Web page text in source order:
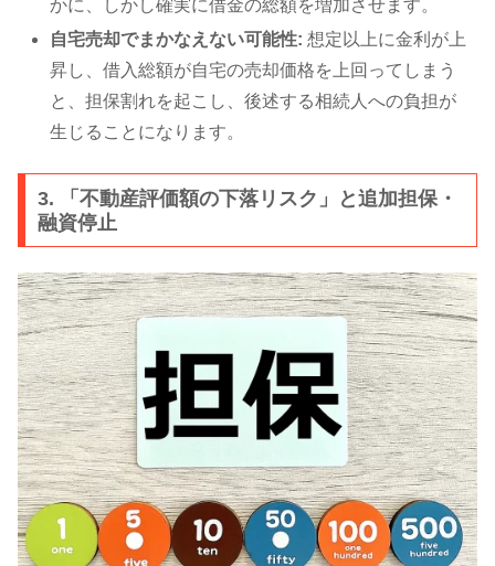
かに、しかし確実に借金の総額を増加させます。
自宅売却でまかなえない可能性: 想定以上に金利が上
昇し、借入総額が自宅の売却価格を上回ってしまう
と、担保割れを起こし、後述する相続人への負担が
生じることになります。
3. 「不動産評価額の下落リスク」と追加担保・
融資停止